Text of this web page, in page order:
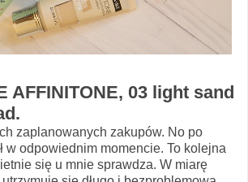
AFFINITONE, 03 light sand
zaplanowanych zakupów. No po
w odpowiednim momencie. To kolejna
się u mnie sprawdza. W miarę